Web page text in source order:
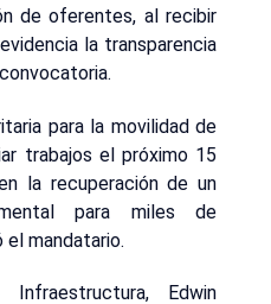
de oferentes, al recibir
la transparencia
para la movilidad de
trabajos el próximo 15
la recuperación de un
para miles de
el mandatario.
Edwin